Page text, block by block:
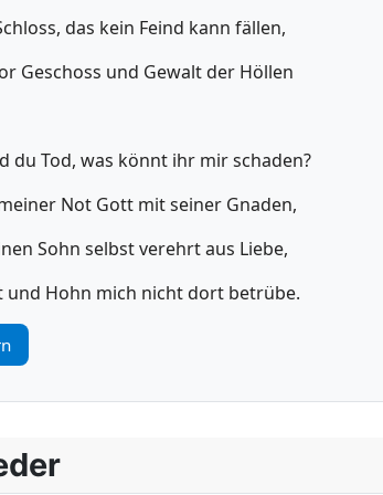
das kein Feind kann fällen,
Geschoss und Gewalt der Höllen
du Tod, was könnt ihr mir schaden?
Not Gott mit seiner Gnaden,
Sohn selbst verehrt aus Liebe,
und Hohn mich nicht dort betrübe.
dem Herrn